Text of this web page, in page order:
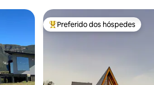
hóspedes Entre os melhores preferidos
Preferido dos hóspedes